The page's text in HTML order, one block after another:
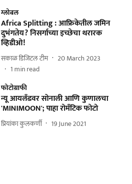
ग्लोबल
Africa Splitting : आफ्रिकेतील जमिन
दुभंगतेय? निसर्गाच्या इच्छेचा थरारक
व्हिडीओ!
सकाळ डिजिटल टीम
20 March 2023
1 min read
फोटोग्राफी
न्यू आयलॅंडवर सोनाली आणि कुणालचा
'MINIMOON'; पाहा रोमॅंटिक फोटो
प्रियांका कुलकर्णी 19 June 2021